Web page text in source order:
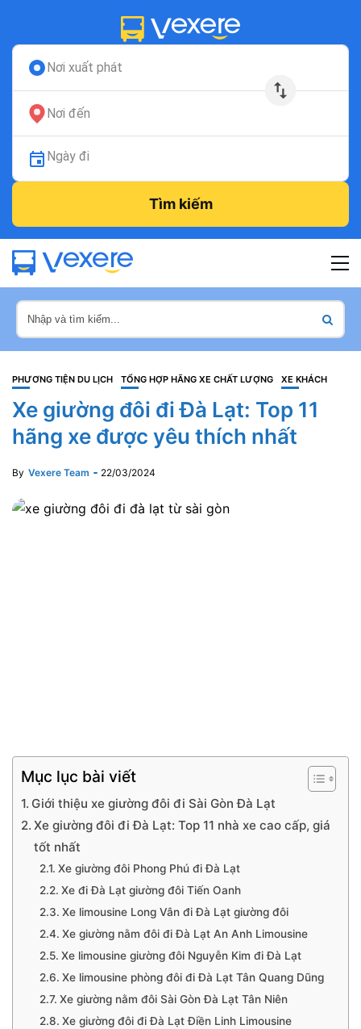
Nơi xuất phát
Nơi đến
Ngày đi
Tìm kiếm
PHƯƠNG TIỆN DU LỊCH TỔNG HỢP HÃNG XE CHẤT LƯỢNG XE KHÁCH
Xe giường đôi đi Đà Lạt: Top 11
hãng xe được yêu thích nhất
By Vexere Team 22/03/2024
Mục lục bài viết
Giới thiệu xe giường đôi đi Sài Gòn Đà Lạt
Xe giường đôi đi Đà Lạt: Top 11 nhà xe cao cấp, giá
tốt nhất
Xe giường đôi Phong Phú đi Đà Lạt
Xe đi Đà Lạt giường đôi Tiến Oanh
Xe limousine Long Vân đi Đà Lạt giường đôi
Xe giường nằm đôi đi Đà Lạt An Anh Limousine
Xe limousine giường đôi Nguyễn Kim đi Đà Lạt
Xe limousine phòng đôi đi Đà Lạt Tân Quang Dũng
Xe giường nằm đôi Sài Gòn Đà Lạt Tân Niên
Xe giường đôi đi Đà Lạt Điền Linh Limousine